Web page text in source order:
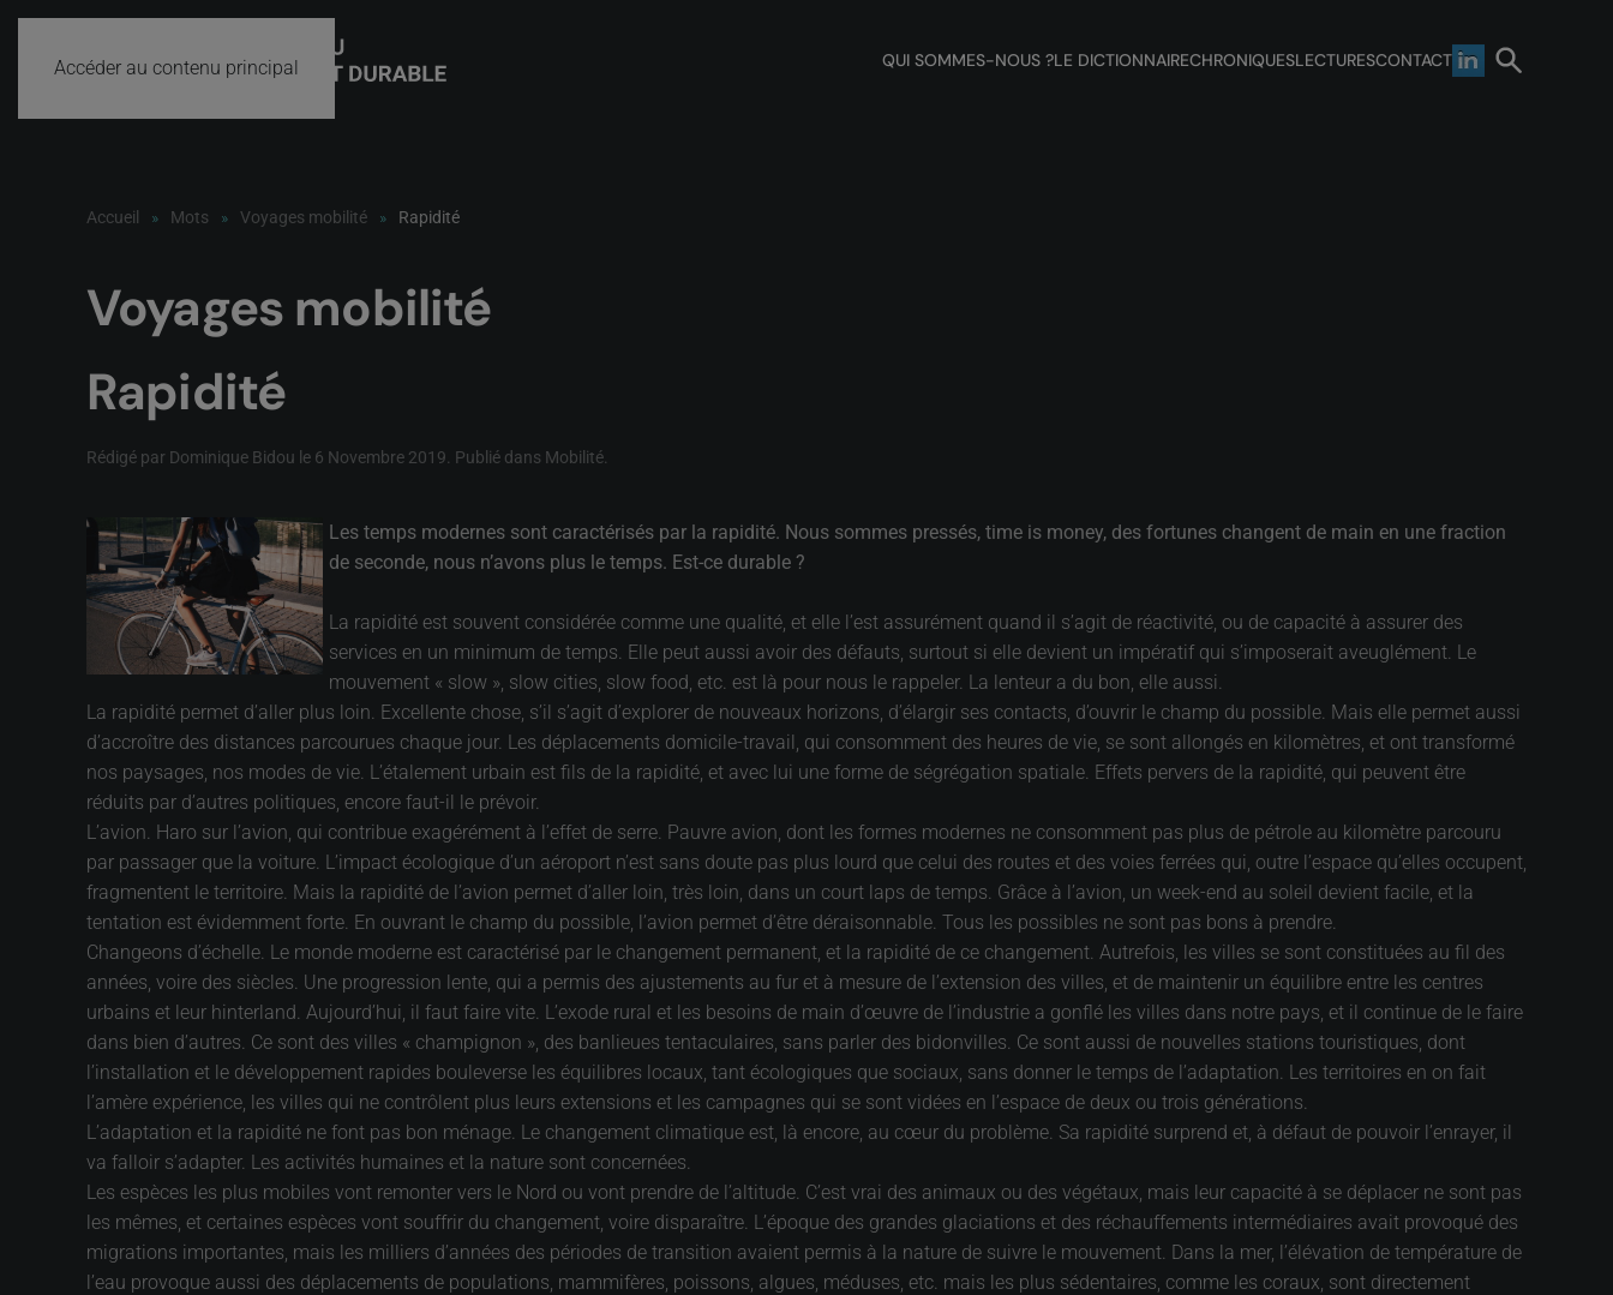
Accéder au contenu principal QUI SOMMES-NOUS ?LE DICTIONNAIRECHRONIQUESLECTURESCONTACT
Accueil Mots Voyages mobilité Rapidité
Voyages mobilité
Rapidité
Rédigé par Dominique Bidou le 6 Novembre 2019 . Publié dans Mobilité
Les temps modernes sont caractérisés par la rapidité. Nous sommes pressés, time is money, des fortunes changent de main en une fraction
de seconde, nous n’avons plus le temps. Est-ce durable ?
La rapidité est souvent considérée comme une qualité, et elle l’est assurément quand il s’agit de réactivité, ou de capacité à assurer des
services en un minimum de temps. Elle peut aussi avoir des défauts, surtout si elle devient un impératif qui s’imposerait aveuglément. Le
mouvement « slow », slow cities, slow food, etc. est là pour nous le rappeler. La lenteur a du bon, elle aussi.
La rapidité permet d’aller plus loin. Excellente chose, s’il s’agit d’explorer de nouveaux horizons, d’élargir ses contacts, d’ouvrir le champ du possible. Mais elle permet aussi
d’accroître des distances parcourues chaque jour. Les déplacements domicile-travail, qui consomment des heures de vie, se sont allongés en kilomètres, et ont transformé
nos paysages, nos modes de vie. L’étalement urbain est fils de la rapidité, et avec lui une forme de ségrégation spatiale. Effets pervers de la rapidité, qui peuvent être
réduits par d’autres politiques, encore faut-il le prévoir.
L’avion. Haro sur l’avion, qui contribue exagérément à l’effet de serre. Pauvre avion, dont les formes modernes ne consomment pas plus de pétrole au kilomètre parcouru
par passager que la voiture. L’impact écologique d’un aéroport n’est sans doute pas plus lourd que celui des routes et des voies ferrées qui, outre l’espace qu’elles occupent,
fragmentent le territoire. Mais la rapidité de l’avion permet d’aller loin, très loin, dans un court laps de temps. Grâce à l’avion, un week-end au soleil devient facile, et la
tentation est évidemment forte. En ouvrant le champ du possible, l’avion permet d’être déraisonnable. Tous les possibles ne sont pas bons à prendre.
Changeons d’échelle. Le monde moderne est caractérisé par le changement permanent, et la rapidité de ce changement. Autrefois, les villes se sont constituées au fil des
années, voire des siècles. Une progression lente, qui a permis des ajustements au fur et à mesure de l’extension des villes, et de maintenir un équilibre entre les centres
urbains et leur hinterland. Aujourd’hui, il faut faire vite. L’exode rural et les besoins de main d’œuvre de l’industrie a gonflé les villes dans notre pays, et il continue de le faire
dans bien d’autres. Ce sont des villes « champignon », des banlieues tentaculaires, sans parler des bidonvilles. Ce sont aussi de nouvelles stations touristiques, dont
l’installation et le développement rapides bouleverse les équilibres locaux, tant écologiques que sociaux, sans donner le temps de l’adaptation. Les territoires en on fait
l’amère expérience, les villes qui ne contrôlent plus leurs extensions et les campagnes qui se sont vidées en l’espace de deux ou trois générations.
L’adaptation et la rapidité ne font pas bon ménage. Le changement climatique est, là encore, au cœur du problème. Sa rapidité surprend et, à défaut de pouvoir l’enrayer, il
va falloir s’adapter. Les activités humaines et la nature sont concernées.
Les espèces les plus mobiles vont remonter vers le Nord ou vont prendre de l’altitude. C’est vrai des animaux ou des végétaux, mais leur capacité à se déplacer ne sont pas
les mêmes, et certaines espèces vont souffrir du changement, voire disparaître. L’époque des grandes glaciations et des réchauffements intermédiaires avait provoqué des
migrations importantes, mais les milliers d’années des périodes de transition avaient permis à la nature de suivre le mouvement. Dans la mer, l’élévation de température de
l’eau provoque aussi des déplacements de populations, mammifères, poissons, algues, méduses, etc. mais les plus sédentaires, comme les coraux, sont directement